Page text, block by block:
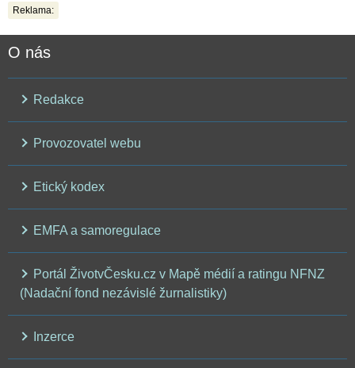
Reklama:
O nás
Redakce
Provozovatel webu
Etický kodex
EMFA a samoregulace
Portál ŽivotvČesku.cz v Mapě médií a ratingu NFNZ
(Nadační fond nezávislé žurnalistiky)
Inzerce